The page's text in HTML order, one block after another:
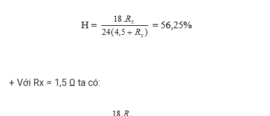
+ Với Rx = 1,5 Ω ta có: